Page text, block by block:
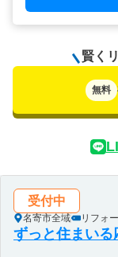
賢く
無料
受付中
名寄市全域 リフォ
ずっと住まいる